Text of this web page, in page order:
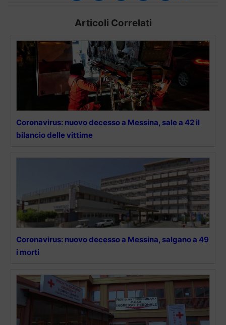
Articoli Correlati
Coronavirus: nuovo decesso a Messina, sale a 42 il
bilancio delle vittime
Coronavirus: nuovo decesso a Messina, salgano a 49
i morti